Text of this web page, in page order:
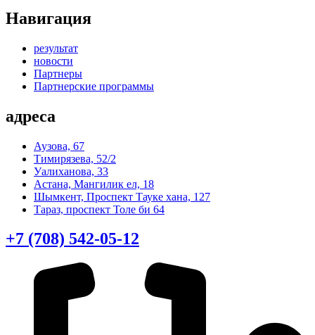
Навигация
результат
новости
Партнеры
Партнерские программы
адреса
Аузова, 67
Тимирязева, 52/2
Уалиханова, 33
Астана, Мангилик ел, 18
Шымкент, Проспект Тауке хана, 127
Тараз, проспект Толе би 64
+7 (708) 542-05-12